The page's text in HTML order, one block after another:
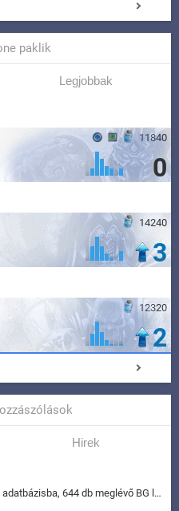
paklik
Legjobbak
11840
0
14240
3
12320
2
Hirek
149 új BG lap került be az adatbázisba, 644 db meglévő BG lap módosult, bekerültek az új képek a megváltozott lapokhoz is.